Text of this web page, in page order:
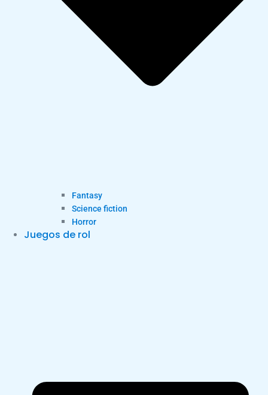
Fantasy
Science fiction
Horror
Juegos de rol